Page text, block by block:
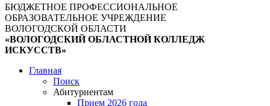
БЮДЖЕТНОЕ ПРОФЕССИОНАЛЬНОЕ
ОБРАЗОВАТЕЛЬНОЕ УЧРЕЖДЕНИЕ
ВОЛОГОДСКОЙ ОБЛАСТИ
«ВОЛОГОДСКИЙ ОБЛАСТНОЙ КОЛЛЕДЖ
ИСКУССТВ»
Главная
Поиск
Абитуриентам
Прием 2026 года